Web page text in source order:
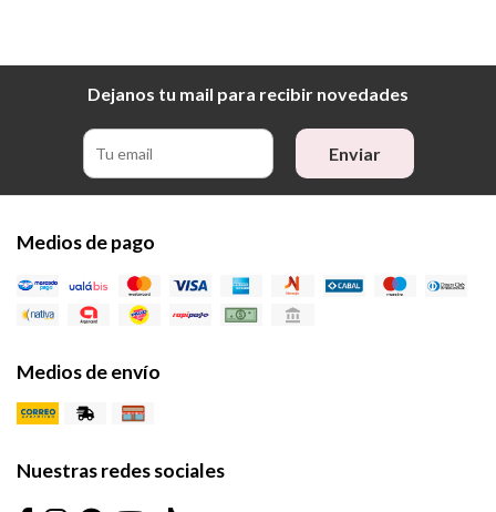
Dejanos tu mail para recibir novedades
Enviar
Medios de pago
Medios de envío
Nuestras redes sociales